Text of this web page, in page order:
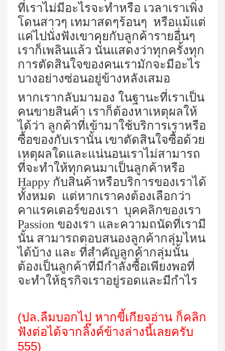
ที่เราไม่มีอะไรจะทำหรือ เวลาเราเพิ่ง
โดนสาวๆ เทมาสดๆร้อนๆ หรือแม้แต่
แค่ไปนั่งฟังเขาคุยกับลูกค้ารายอื่นๆ
เราก็เพลินแล้ว นั่นแสดงว่าทุกครั้งทุก
การตัดสินใจของคนเรามักจะมีอะไร
บางอย่างซ่อนอยู่ข้างหลังเสมอ
หากเรากลับมามอง ในฐานะที่เราเป็น
คนขายสินค้า เราก็ต้องหาเหตุผลให้
ได้ว่า ลูกค้าที่เข้ามาใช้บริการเราหรือ
ซื้อของกับเรานั้น เขาตัดสินใจซื้อด้วย
เหตุผลใดและแน่นอนเราไม่สามารถ
ที่จะทำให้ทุกคนมาเป็นลูกค้าหรือ
Happy กับสินค้าหรือบริการของเราได้
ทั้งหมด แต่หากเราคงต้องเลือกว่า
คาแรคเตอร์ของเรา บุคคลิกของเรา
Passion ของเรา และความถนัดที่เรามี
นั้น สามารถตอบสนองลูกค้ากลุ่มไหน
ได้บ้าง และ ที่สำคัญลูกค้ากลุ่มนั้น
ต้องเป็นลูกค้าที่มีกำลังซื้อเพียงพอที่
จะทำให้ธุรกิจเราอยู่รอดและมีกำไร
(ปล.ลืมบอกไป หากขี้เกียจอ่าน ก็คลิก
ฟังต่อได้จากลิ๊งค์ข้างล่างนี้เลยครับ
555)